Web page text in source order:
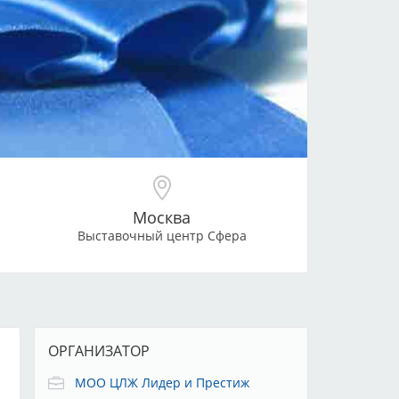
Москва
Выставочный центр Сфера
ОРГАНИЗАТОР
МОО ЦЛЖ Лидер и Престиж